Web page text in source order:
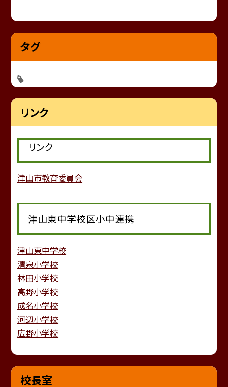
タグ
リンク
リンク
津山市教育委員会
津山東中学校区小中連携
津山東中学校
清泉小学校
林田小学校
高野小学校
成名小学校
河辺小学校
広野小学校
校長室